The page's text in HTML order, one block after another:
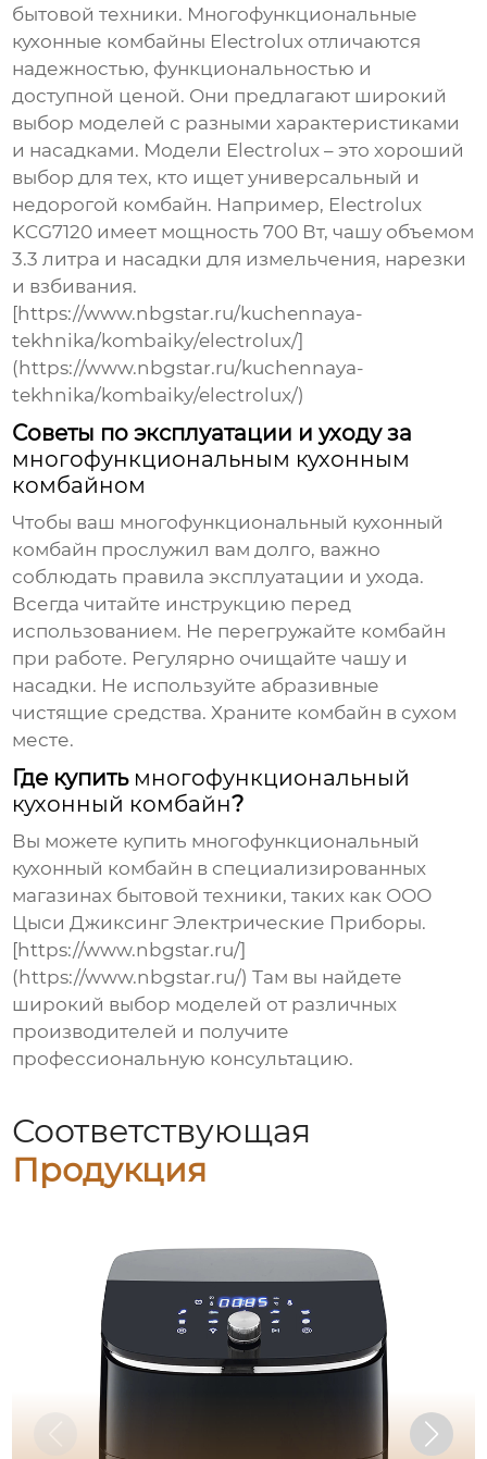
бытовой техники. Многофункциональные
кухонные комбайны Electrolux отличаются
надежностью, функциональностью и
доступной ценой. Они предлагают широкий
выбор моделей с разными характеристиками
и насадками. Модели Electrolux – это хороший
выбор для тех, кто ищет универсальный и
недорогой комбайн. Например, Electrolux
KCG7120 имеет мощность 700 Вт, чашу объемом
3.3 литра и насадки для измельчения, нарезки
и взбивания.
[https://www.nbgstar.ru/kuchennaya-
tekhnika/kombaiky/electrolux/]
(https://www.nbgstar.ru/kuchennaya-
tekhnika/kombaiky/electrolux/)
Советы по эксплуатации и уходу за
многофункциональным кухонным
комбайном
Чтобы ваш многофункциональный кухонный
комбайн прослужил вам долго, важно
соблюдать правила эксплуатации и ухода.
Всегда читайте инструкцию перед
использованием. Не перегружайте комбайн
при работе. Регулярно очищайте чашу и
насадки. Не используйте абразивные
чистящие средства. Храните комбайн в сухом
месте.
Где купить многофункциональный
кухонный комбайн?
Вы можете купить многофункциональный
кухонный комбайн в специализированных
магазинах бытовой техники, таких как ООО
Цыси Джиксинг Электрические Приборы.
[https://www.nbgstar.ru/]
(https://www.nbgstar.ru/) Там вы найдете
широкий выбор моделей от различных
производителей и получите
профессиональную консультацию.
Соответствующая
Продукция